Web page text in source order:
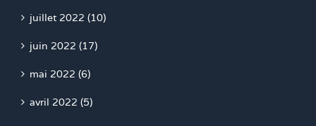
juillet 2022 (10)
juin 2022 (17)
mai 2022 (6)
avril 2022 (5)